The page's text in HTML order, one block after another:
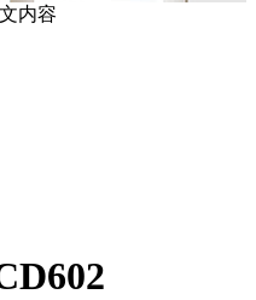
内容